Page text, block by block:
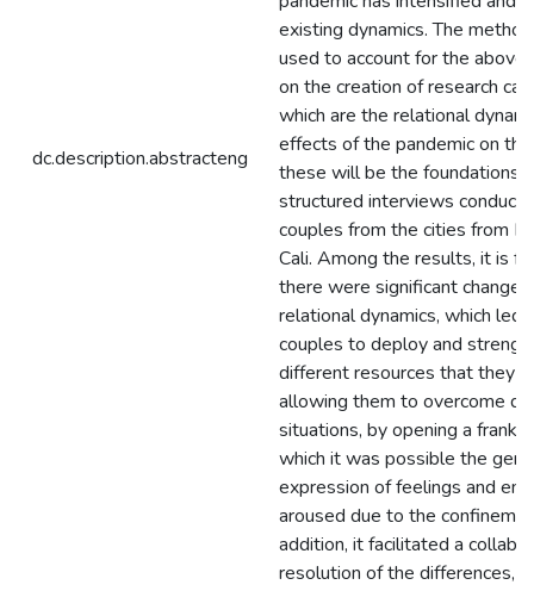
dc.description.abstracteng
existing dynamics. The
used to account for the above
on the creation of research
which are the relational
effects of the pandemic on
these will be the foundations
structured interviews
couples from the cities from
Cali. Among the results, it is
there were significant
relational dynamics, which led
couples to deploy and
different resources that they
allowing them to overcome
situations, by opening a frank
which it was possible the
expression of feelings and
aroused due to the
addition, it facilitated a
resolution of the differences,